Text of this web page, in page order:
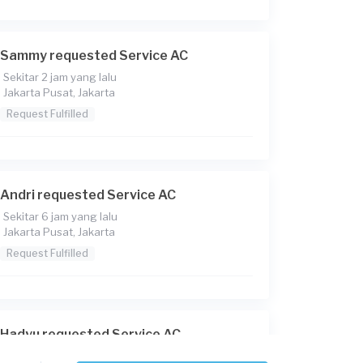
Sammy requested Service AC
Sekitar 2 jam yang lalu
Jakarta Pusat, Jakarta
Request Fulfilled
Andri requested Service AC
Sekitar 6 jam yang lalu
Jakarta Pusat, Jakarta
Request Fulfilled
Hadyu requested Service AC